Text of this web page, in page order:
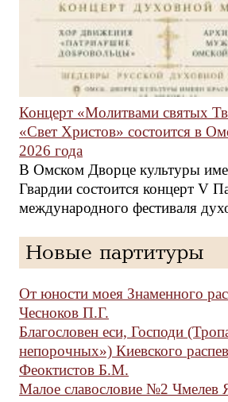
Концерт «Молитвами святых
«Свет Христов» состоится в
2026 года
В Омском Дворце культуры
Гвардии состоится концерт V
международного фестиваля
Новые партитуры
От юности моея Знаменного
Чесноков П.Г.
Благословен еси, Господи
непорочных») Киевского
Феоктистов Б.М.
Малое славословие №2 Чмелев